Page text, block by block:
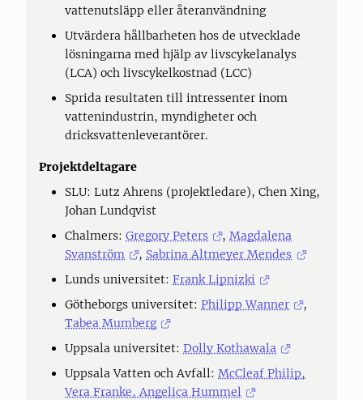
vattenutsläpp eller återanvändning
Utvärdera hållbarheten hos de utvecklade
lösningarna med hjälp av livscykelanalys
(LCA) och livscykelkostnad (LCC)
Sprida resultaten till intressenter inom
vattenindustrin, myndigheter och
dricksvattenleverantörer.
Projektdeltagare
SLU: Lutz Ahrens (projektledare), Chen Xing,
Johan Lundqvist
Chalmers: Gregory Peters ,Magdalena
Svanström
, Sabrina Altmeyer Mendes
Lunds universitet: Frank Lipnizki
Götheborgs universitet: Philipp Wanner
,
Tabea Mumberg
Uppsala universitet: Dolly Kothawala
Uppsala Vatten och Avfall: McCleaf Philip,
Vera Franke, Angelica Hummel